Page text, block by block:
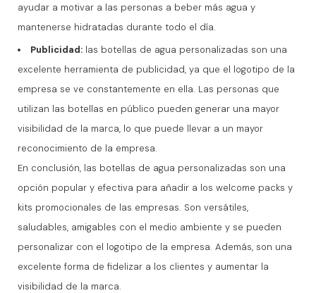
ayudar a motivar a las personas a beber más agua y
mantenerse hidratadas durante todo el día.
Publicidad: las botellas de agua personalizadas son una
excelente herramienta de publicidad, ya que el logotipo de la
empresa se ve constantemente en ella. Las personas que
utilizan las botellas en público pueden generar una mayor
visibilidad de la marca, lo que puede llevar a un mayor
reconocimiento de la empresa.
En conclusión, las botellas de agua personalizadas son una
opción popular y efectiva para añadir a los welcome packs y
kits promocionales de las empresas. Son versátiles,
saludables, amigables con el medio ambiente y se pueden
personalizar con el logotipo de la empresa. Además, son una
excelente forma de fidelizar a los clientes y aumentar la
visibilidad de la marca.